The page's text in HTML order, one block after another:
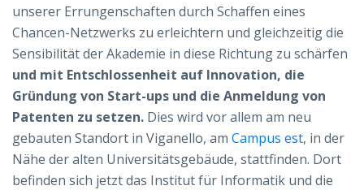
unserer Errungenschaften durch Schaffen eines
Chancen-Netzwerks zu erleichtern und gleichzeitig die
Sensibilität der Akademie in diese Richtung zu schärfen
und mit Entschlossenheit auf Innovation, die
Gründung von Start-ups und die Anmeldung von
Patenten zu setzen. Dies wird vor allem am neu
gebauten Standort in Viganello, am Campus est, in der
Nähe der alten Universitätsgebäude, stattfinden. Dort
befinden sich jetzt das Institut für Informatik und die